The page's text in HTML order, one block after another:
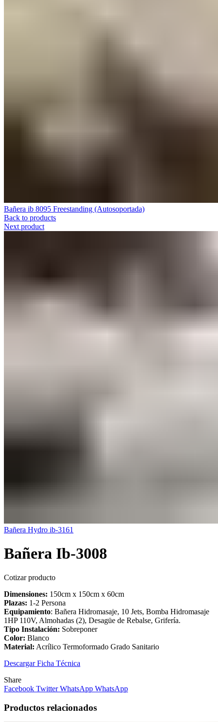
Bañera ib 8095 Freestanding (Autosoportada)
Back to products
Next product
Bañera Hydro ib-3161
Bañera Ib-3008
Cotizar producto
Dimensiones: 150cm x 150cm x 60cm
Plazas: 1-2 Persona
Equipamiento: Bañera Hidromasaje, 10 Jets, Bomba Hidromasaje
1HP 110V, Almohadas (2), Desagüe de Rebalse, Grifería.
Tipo Instalación: Sobreponer
Color: Blanco
Material: Acrílico Termoformado Grado Sanitario
Descargar Ficha Técnica
Share
Facebook Twitter WhatsApp WhatsApp
Productos relacionados